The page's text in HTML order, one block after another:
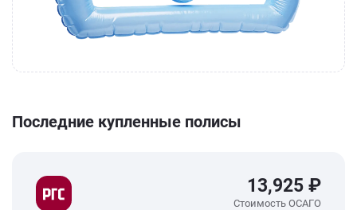
Последние купленные полисы
13,925 ₽
Стоимость ОСАГО